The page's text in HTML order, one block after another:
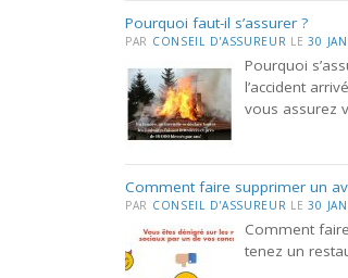
Pourquoi faut-il s’assurer ?
PAR CONSEIL D'ASSUREUR LE 30
Pourquoi
l’accident
vous assurez
Comment faire supprimer un
PAR CONSEIL D'ASSUREUR LE 30
Comment
tenez un